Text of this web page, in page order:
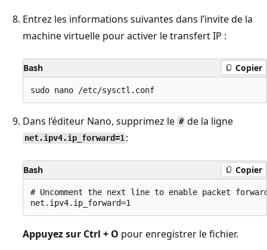
Entrez les informations suivantes dans l’invite de la
machine virtuelle pour activer le transfert IP :
Bash Copier
Dans l’éditeur Nano, supprimez le # de la ligne
net.ipv4.ip_forward=1 :
Bash Copier
# Uncomment the next line to enable packet
Appuyez sur Ctrl + O pour enregistrer le fichier.